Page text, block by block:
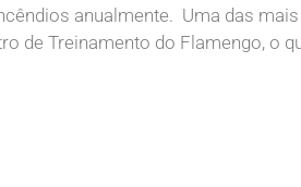
anualmente. Uma das mais
de Treinamento do Flamengo, o